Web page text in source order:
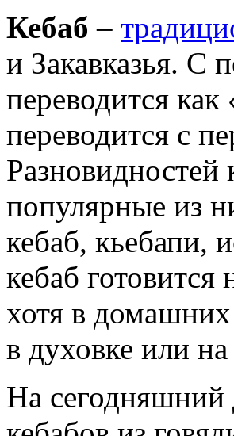
Кебаб–
и Закавказья. С
переводится
переводится с
популярные из
кебаб, кьебапи,
кебаб
хотя в
в духовке или
На сегодняшний